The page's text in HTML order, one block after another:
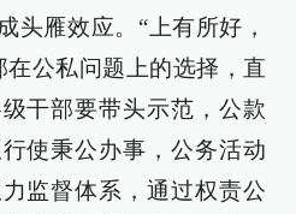
头雁效应。“上有所好，
公私问题上的选择，直
干部要带头示范，公款
使秉公办事，公务活动
监督体系，通过权责公